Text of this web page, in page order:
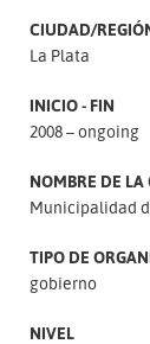
CIUDAD/
La Plata
INICIO - FIN
2008 – ongoing
NOMBRE DE
Municipalidad
TIPO DE
gobierno
NIVEL